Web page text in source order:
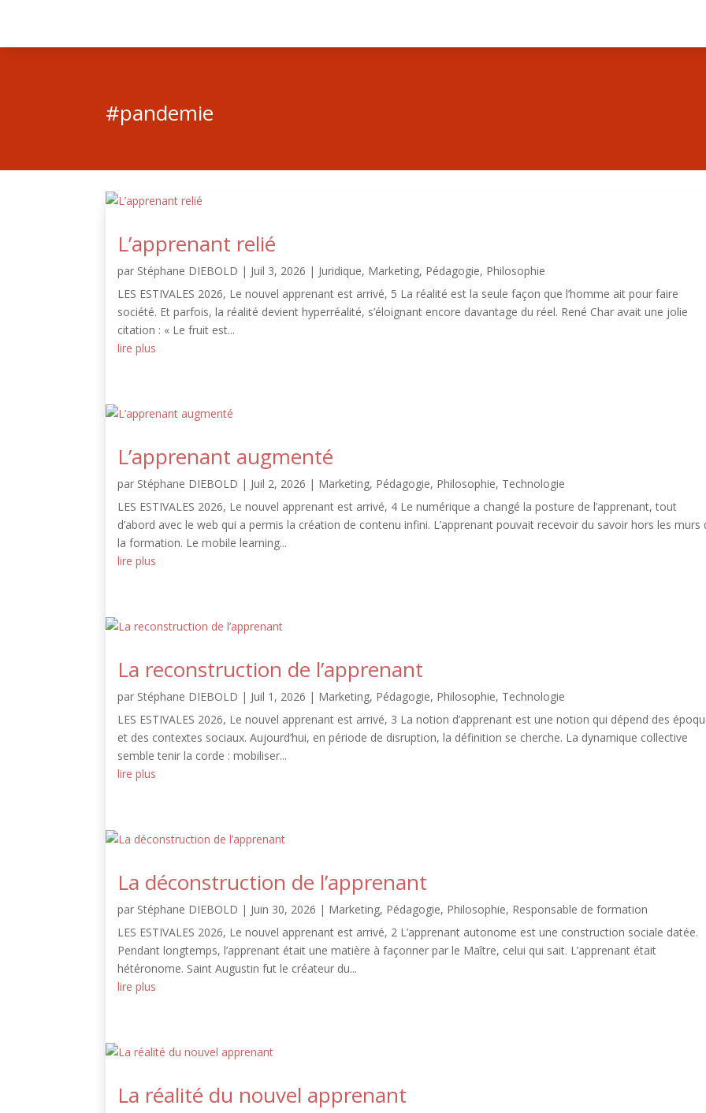
#pandemie
L’apprenant relié
par Stéphane DIEBOLD | Juil 3, 2026 | Juridique, Marketing, Pédagogie, Philosophie
LES ESTIVALES 2026, Le nouvel apprenant est arrivé, 5 La réalité est la seule façon que l’homme ait pour faire
société. Et parfois, la réalité devient hyperréalité, s’éloignant encore davantage du réel. René Char avait une jolie
citation : « Le fruit est...
lire plus
L’apprenant augmenté
par Stéphane DIEBOLD | Juil 2, 2026 | Marketing, Pédagogie, Philosophie, Technologie
LES ESTIVALES 2026, Le nouvel apprenant est arrivé, 4 Le numérique a changé la posture de l’apprenant, tout
d’abord avec le web qui a permis la création de contenu infini. L’apprenant pouvait recevoir du savoir hors les murs
la formation. Le mobile learning...
lire plus
La reconstruction de l’apprenant
par Stéphane DIEBOLD | Juil 1, 2026 | Marketing, Pédagogie, Philosophie, Technologie
LES ESTIVALES 2026, Le nouvel apprenant est arrivé, 3 La notion d’apprenant est une notion qui dépend des
et des contextes sociaux. Aujourd’hui, en période de disruption, la définition se cherche. La dynamique collective
semble tenir la corde : mobiliser...
lire plus
La déconstruction de l’apprenant
par Stéphane DIEBOLD | Juin 30, 2026 | Marketing, Pédagogie, Philosophie, Responsable de formation
LES ESTIVALES 2026, Le nouvel apprenant est arrivé, 2 L’apprenant autonome est une construction sociale datée.
Pendant longtemps, l’apprenant était une matière à façonner par le Maître, celui qui sait. L’apprenant était
hétéronome. Saint Augustin fut le créateur du...
lire plus
La réalité du nouvel apprenant